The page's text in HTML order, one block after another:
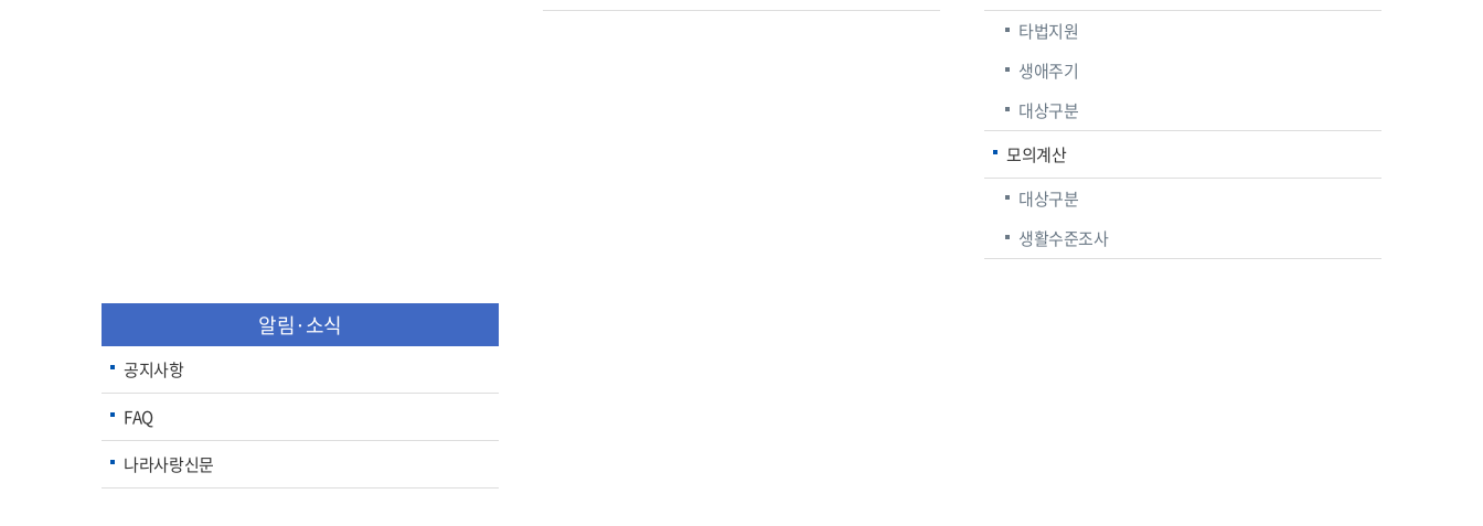
타법지원
생애주기
대상구분
모의계산
대상구분
생활수준조사
알림·소식
공지사항
FAQ
나라사랑신문